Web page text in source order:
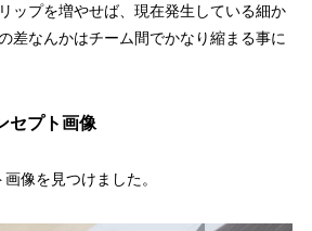
ップを増やせば、現在発生している細か
差なんかはチーム間でかなり縮まる事に
セプト画像
像を見つけました。